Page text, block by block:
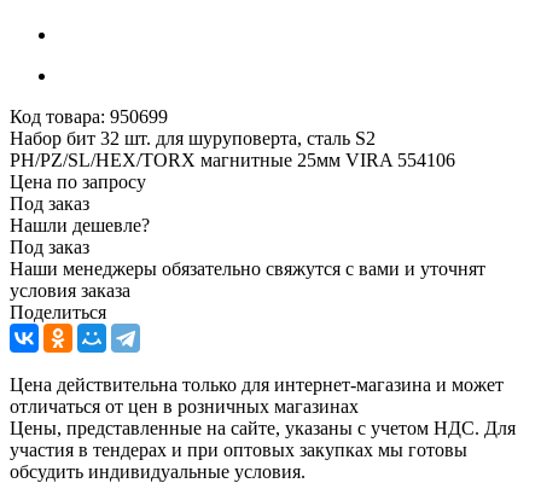
Код товара: 950699
Набор бит 32 шт. для шуруповерта, сталь S2
PH/PZ/SL/HEX/TORX магнитные 25мм VIRA 554106
Цена по запросу
Под заказ
Нашли дешевле?
Под заказ
Наши менеджеры обязательно свяжутся с вами и уточнят
условия заказа
Поделиться
Цена действительна только для интернет-магазина и может
отличаться от цен в розничных магазинах
Цены, представленные на сайте, указаны с учетом НДС. Для
участия в тендерах и при оптовых закупках мы готовы
обсудить индивидуальные условия.